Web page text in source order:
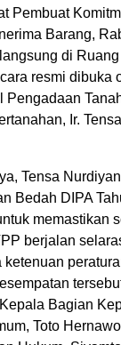
Pembuat
Barang,
di
resmi dibuka
Pengadaan
Ir.
Tensa
Bedah DIPA
memastikan
berjalan
ketenuan
Bagian
Toto